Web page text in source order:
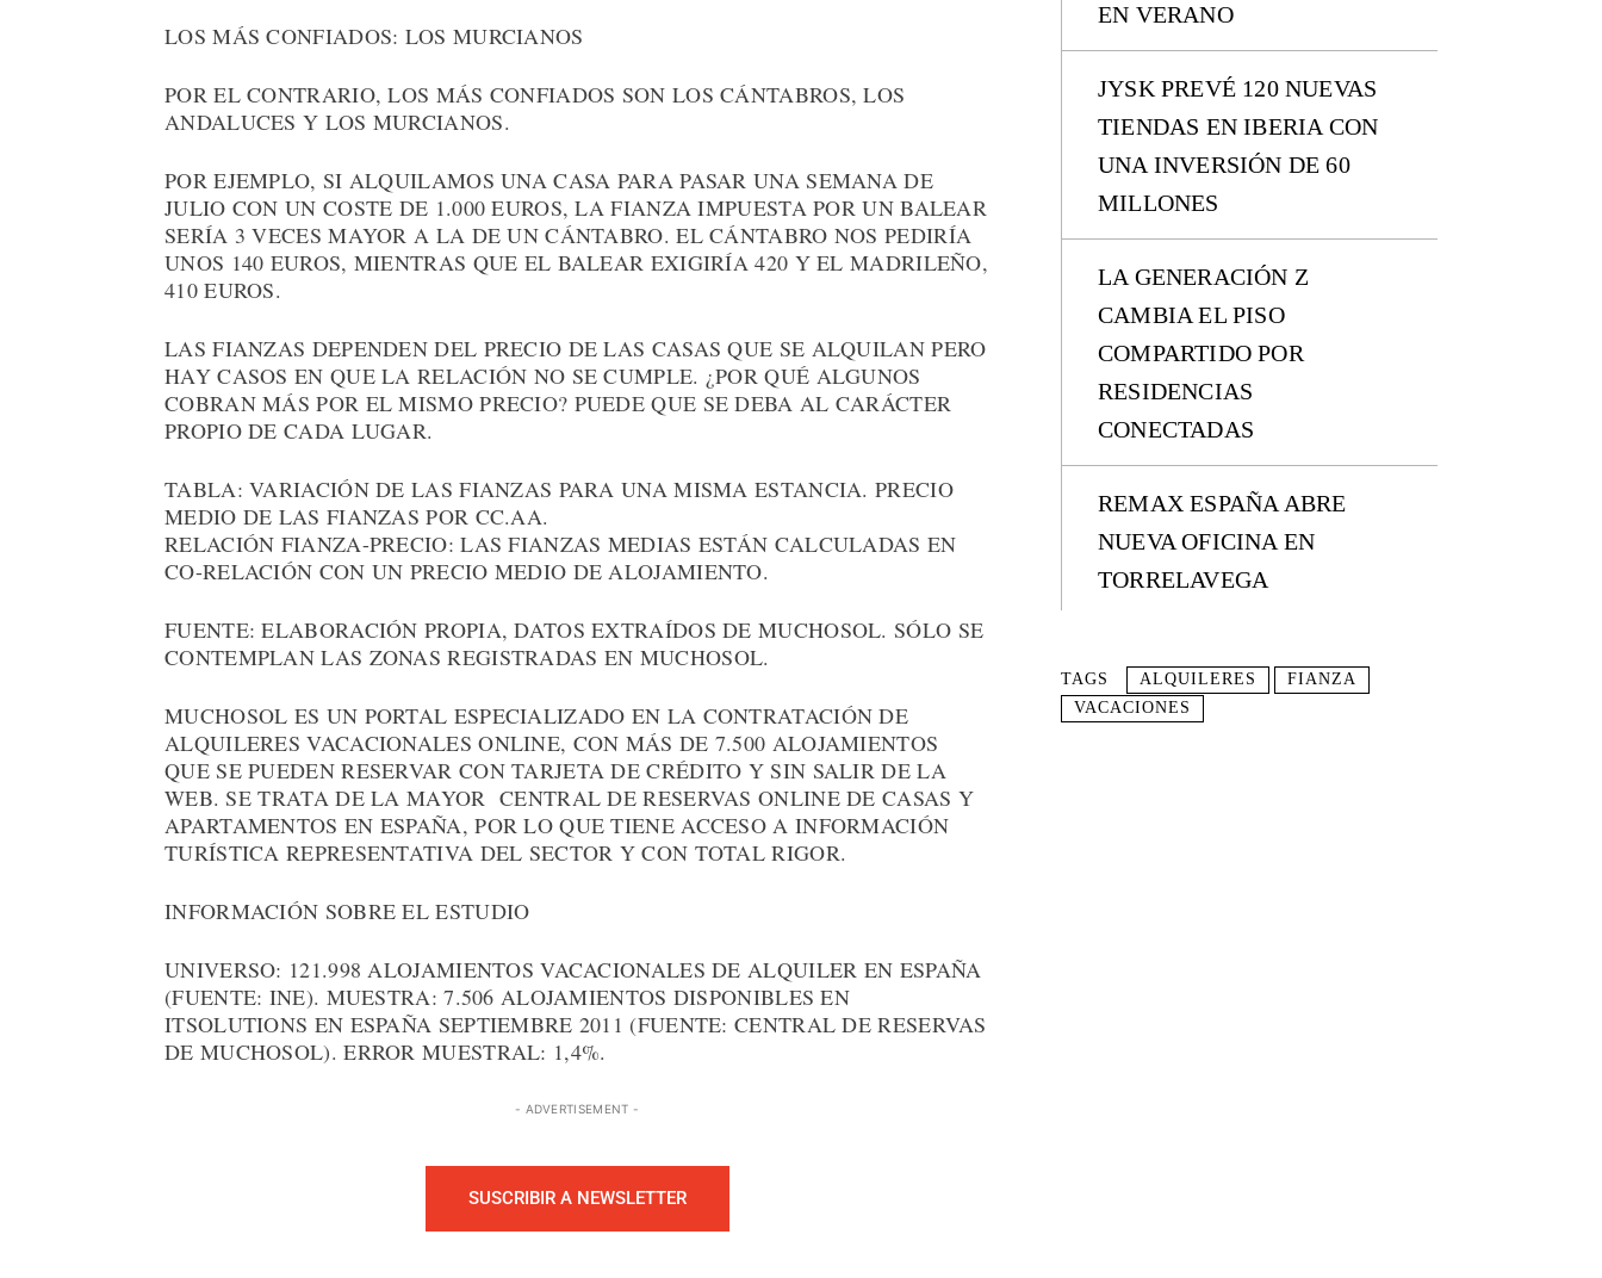
LOS MÁS CONFIADOS: LOS MURCIANOS
POR EL CONTRARIO, LOS MÁS CONFIADOS SON LOS CÁNTABROS, LOS
ANDALUCES Y LOS MURCIANOS.
POR EJEMPLO, SI ALQUILAMOS UNA CASA PARA PASAR UNA SEMANA DE
JULIO CON UN COSTE DE 1.000 EUROS, LA FIANZA IMPUESTA POR UN BALEAR
SERÍA 3 VECES MAYOR A LA DE UN CÁNTABRO. EL CÁNTABRO NOS PEDIRÍA
UNOS 140 EUROS, MIENTRAS QUE EL BALEAR EXIGIRÍA 420 Y EL MADRILEÑO,
410 EUROS.
LAS FIANZAS DEPENDEN DEL PRECIO DE LAS CASAS QUE SE ALQUILAN PERO
HAY CASOS EN QUE LA RELACIÓN NO SE CUMPLE. ¿POR QUÉ ALGUNOS
COBRAN MÁS POR EL MISMO PRECIO? PUEDE QUE SE DEBA AL CARÁCTER
PROPIO DE CADA LUGAR.
TABLA: VARIACIÓN DE LAS FIANZAS PARA UNA MISMA ESTANCIA. PRECIO
MEDIO DE LAS FIANZAS POR CC.AA.
RELACIÓN FIANZA-PRECIO: LAS FIANZAS MEDIAS ESTÁN CALCULADAS EN
CO-RELACIÓN CON UN PRECIO MEDIO DE ALOJAMIENTO.
FUENTE: ELABORACIÓN PROPIA, DATOS EXTRAÍDOS DE MUCHOSOL. SÓLO SE
CONTEMPLAN LAS ZONAS REGISTRADAS EN MUCHOSOL.
MUCHOSOL ES UN PORTAL ESPECIALIZADO EN LA CONTRATACIÓN DE
ALQUILERES VACACIONALES ONLINE, CON MÁS DE 7.500 ALOJAMIENTOS
QUE SE PUEDEN RESERVAR CON TARJETA DE CRÉDITO Y SIN SALIR DE LA
WEB. SE TRATA DE LA MAYOR CENTRAL DE RESERVAS ONLINE DE CASAS Y
APARTAMENTOS EN ESPAÑA, POR LO QUE TIENE ACCESO A INFORMACIÓN
TURÍSTICA REPRESENTATIVA DEL SECTOR Y CON TOTAL RIGOR.
INFORMACIÓN SOBRE EL ESTUDIO
UNIVERSO: 121.998 ALOJAMIENTOS VACACIONALES DE ALQUILER EN ESPAÑA
(FUENTE: INE). MUESTRA: 7.506 ALOJAMIENTOS DISPONIBLES EN
ITSOLUTIONS EN ESPAÑA SEPTIEMBRE 2011 (FUENTE: CENTRAL DE RESERVAS
DE MUCHOSOL). ERROR MUESTRAL: 1,4%.
- ADVERTISEMENT -
SUSCRIBIR A NEWSLETTER
EN VERANO
JYSK PREVÉ 120 NUEVAS
TIENDAS EN IBERIA CON
UNA INVERSIÓN DE 60
MILLONES
LA GENERACIÓN Z
CAMBIA EL PISO
COMPARTIDO POR
RESIDENCIAS
CONECTADAS
REMAX ESPAÑA ABRE
NUEVA OFICINA EN
TORRELAVEGA
TAGS ALQUILERES
FIANZA
VACACIONES